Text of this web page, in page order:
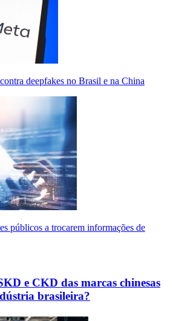
deepfakes no Brasil e na China
públicos a trocarem informações de
e CKD das marcas chinesas
brasileira?